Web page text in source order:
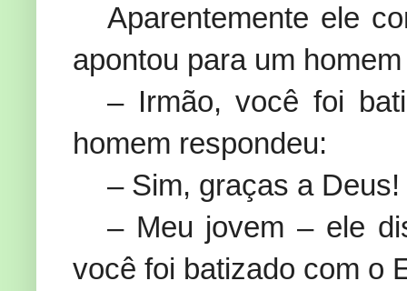
Aparentemente ele
apontou para um
– Irmão, você foi
homem respondeu:
– Sim, graças a Deus!
– Meu jovem – ele
você foi batizado com o